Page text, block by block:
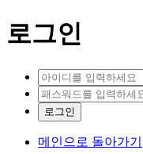
로그인
메인으로 돌아가기